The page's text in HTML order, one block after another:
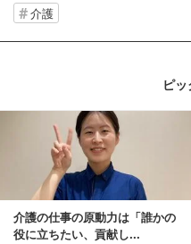
介護
ピ
介護の仕事の原動力は「誰かの
役に立ちたい、貢献し...